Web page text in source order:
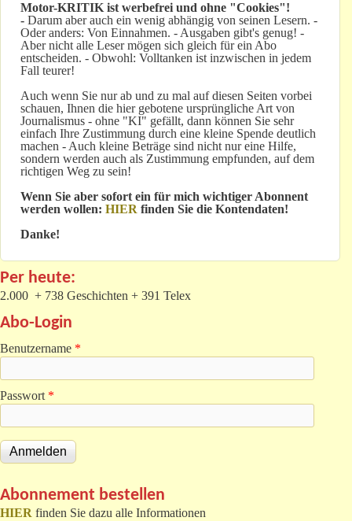
Motor-KRITIK ist werbefrei und ohne "Cookies"!
- Darum aber auch ein wenig abhängig von seinen Lesern. -
Oder anders: Von Einnahmen. - Ausgaben gibt's genug! -
Aber nicht alle Leser mögen sich gleich für ein Abo
entscheiden. - Obwohl: Volltanken ist inzwischen in jedem
Fall teurer!
Auch wenn Sie nur ab und zu mal auf diesen Seiten vorbei
schauen, Ihnen die hier gebotene ursprüngliche Art von
Journalismus - ohne "KI" gefällt, dann können Sie sehr
einfach Ihre Zustimmung durch eine kleine Spende deutlich
machen - Auch kleine Beträge sind nicht nur eine Hilfe,
sondern werden auch als Zustimmung empfunden, auf dem
richtigen Weg zu sein!
Wenn Sie aber sofort ein für mich wichtiger Abonnent
werden wollen: HIER finden Sie die Kontendaten!
Danke!
Per heute:
2.000 + 738 Geschichten + 391 Telex
Abo-Login
Benutzername *
Passwort *
Abonnement bestellen
HIER finden Sie dazu alle Informationen